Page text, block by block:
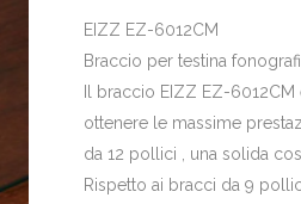
EIZZ EZ-6012CM
Braccio per testina
Il braccio EIZZ EZ-
ottenere le massime
da 12 pollici , una solida
Rispetto ai bracci da 9